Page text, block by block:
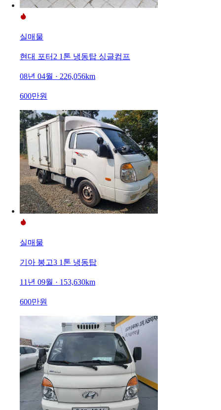
실매물
현대 포터2 1톤 냉동탑 싱글컴프
08년 04월 · 226,056km
600만원
실매물
기아 봉고3 1톤 냉동탑
11년 09월 · 153,630km
600만원